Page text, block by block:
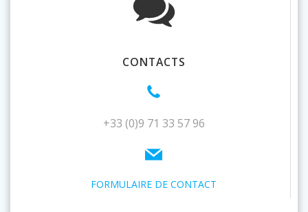
CONTACTS
+33 (0)9 71 33 57 96
FORMULAIRE DE CONTACT